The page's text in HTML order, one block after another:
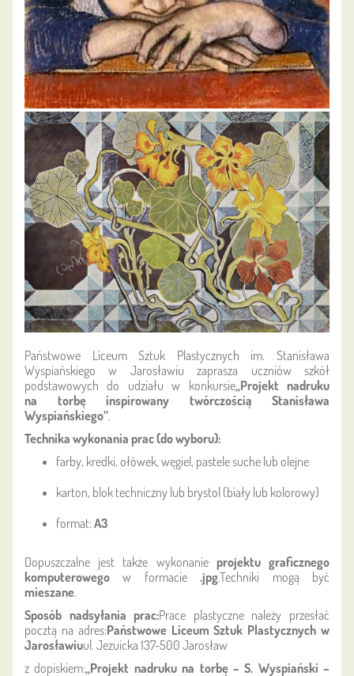
Państwowe Liceum Sztuk Plastycznych im. Stanisława
Wyspiańskiego w Jarosławiu zaprasza uczniów szkół
podstawowych do udziału w konkursie„Projekt nadruku
na torbę inspirowany twórczością Stanisława
Wyspiańskiego”.
Technika wykonania prac (do wyboru):
farby, kredki, ołówek, węgiel, pastele suche lub olejne
karton, blok techniczny lub brystol (biały lub kolorowy)
format:A3
Dopuszczalne jest także wykonanie projektu graficznego
komputerowego w formacie.jpg.Techniki mogą być
mieszane.
Sposób nadsyłania prac:Prace plastyczne należy przesłać
pocztą na adres:Państwowe Liceum Sztuk Plastycznych w
Jarosławiuul. Jezuicka 137-500 Jarosław
z dopiskiem:„Projekt nadruku na torbę – S. Wyspiański –